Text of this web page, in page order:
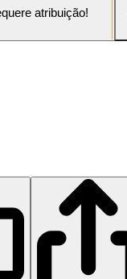
atribuição!